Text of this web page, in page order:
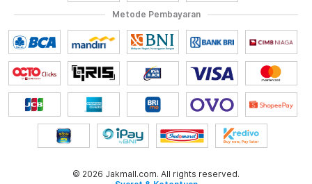
Metode Pembayaran
© 2026 Jakmall.com. All rights reserved.